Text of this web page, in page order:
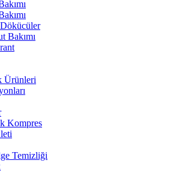
Bakımı
Ürünleri
Kompres
Temizliği